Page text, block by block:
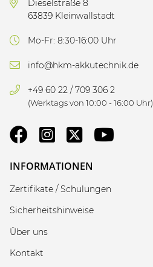
Dieselstraße 8
63839 Kleinwallstadt
Mo-Fr: 8:30-16:00 Uhr
info@hkm-akkutechnik.de
+49 60 22 / 709 306 2
(Werktags von 10:00 - 16:00 Uhr)
INFORMATIONEN
Zertifikate / Schulungen
Sicherheitshinweise
Über uns
Kontakt